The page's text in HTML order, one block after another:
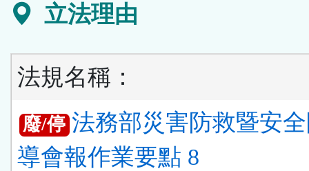
立法理由
法規名稱：
廢/停 法務部災害防救暨安
導會報作業要點 8